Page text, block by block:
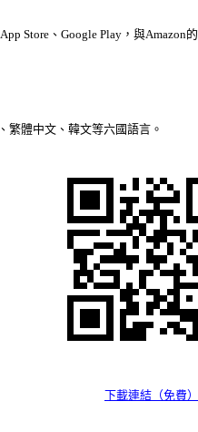
App Store 、 Google Play ，與Amazon的
繁體中文、韓文等六國語言。
下載連結（免費）